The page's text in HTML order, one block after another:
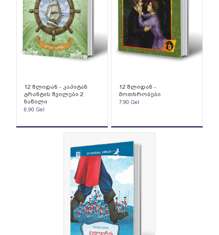
12 წლიდან - კაპიტან
გრანტის შვილები 2
ნაწილი
6,90 Gel
12 წლიდან -
მოთხრობები
7.90 Gel